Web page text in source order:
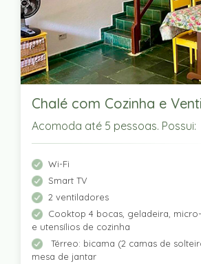
Chalé com Cozinha e
Acomoda até 5 pessoas. Possui:
Wi-Fi
Smart TV
2 ventiladores
Cooktop 4 bocas, geladeira,
e utensílios de cozinha
Térreo: bicama (2 camas de
mesa de jantar